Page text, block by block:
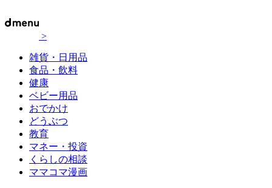
>
雑貨・日用品
食品・飲料
健康
ベビー用品
おでかけ
どうぶつ
教育
マネー・投資
くらしの相談
ママコマ漫画